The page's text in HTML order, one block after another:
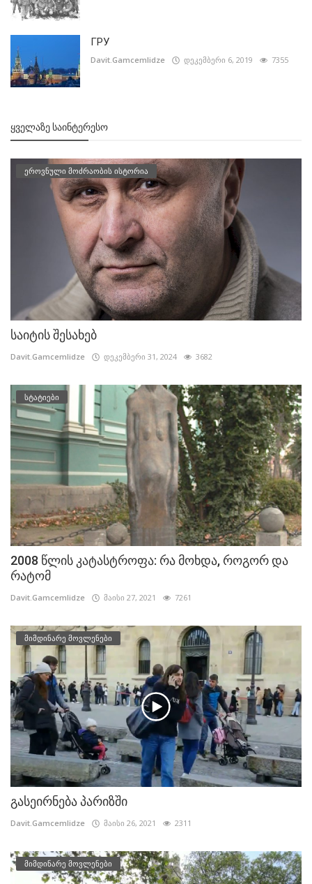
ГРУ
Davit.Gamcemlidze დეკემბერი 6, 2019 7355
ᲧᲕᲔᲚᲐᲖᲔ ᲡᲐᲘᲜᲢᲔᲠᲔᲡᲝ
ეროვნული მოძრაობის ისტორია
საიტის შესახებ
Davit.Gamcemlidze დეკემბერი 31, 2024 3682
სტატიები
2008 წლის კატასტროფა: რა მოხდა, როგორ და
რატომ
Davit.Gamcemlidze მაისი 27, 2021 7261
მიმდინარე მოვლენები
გასეირნება პარიზში
Davit.Gamcemlidze მაისი 26, 2021 2311
მიმდინარე მოვლენები